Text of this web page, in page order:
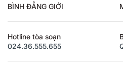
BÌNH ĐẲNG GIỚI
Hotline tòa soạn
024.36.555.655